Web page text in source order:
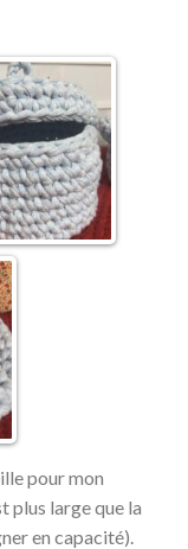
pour mon
plus large que la
en capacité).